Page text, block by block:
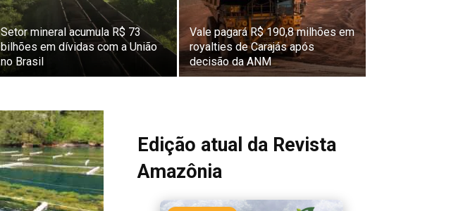
Setor mineral acumula R$ 73
bilhões em dívidas com a União
no Brasil
Vale pagará R$ 190,8 milhões em
royalties de Carajás após
decisão da ANM
Edição atual da Revista
Amazônia